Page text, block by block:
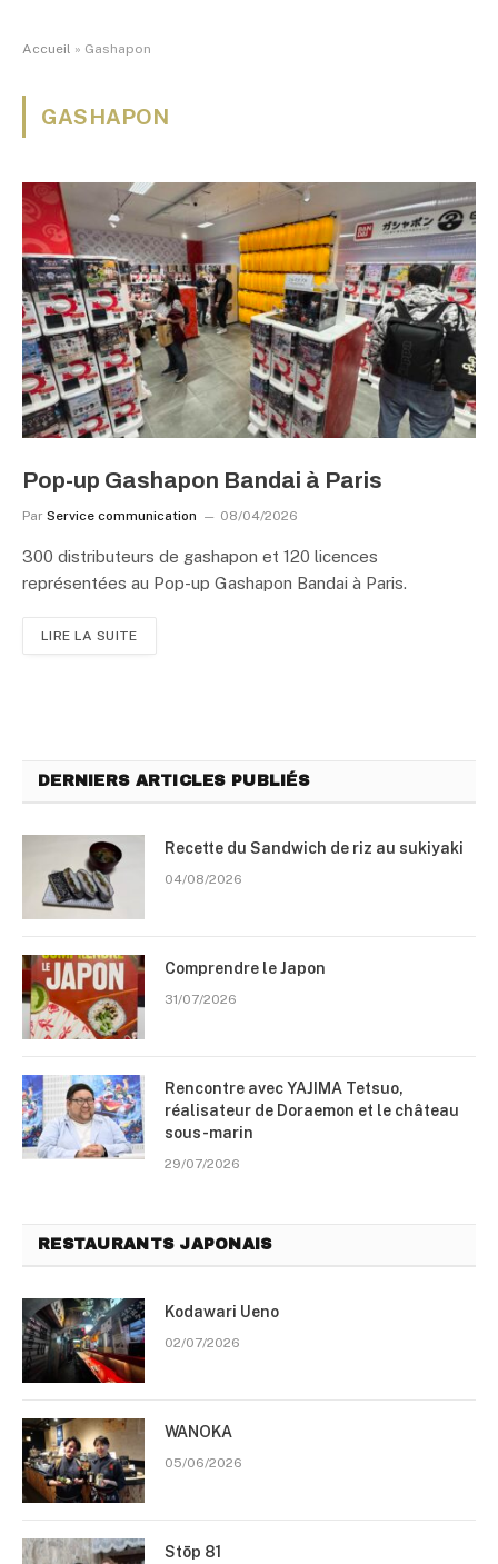
Accueil » Gashapon
GASHAPON
Pop-up Gashapon Bandai à Paris
Par Service communication 08/04/2026
300 distributeurs de gashapon et 120 licences
représentées au Pop-up Gashapon Bandai à Paris.
LIRE LA SUITE
DERNIERS ARTICLES PUBLIÉS
Recette du Sandwich de riz au sukiyaki
04/08/2026
Comprendre le Japon
31/07/2026
Rencontre avec YAJIMA Tetsuo,
réalisateur de Doraemon et le château
sous-marin
29/07/2026
RESTAURANTS JAPONAIS
Kodawari Ueno
02/07/2026
WANOKA
05/06/2026
Stōp 81